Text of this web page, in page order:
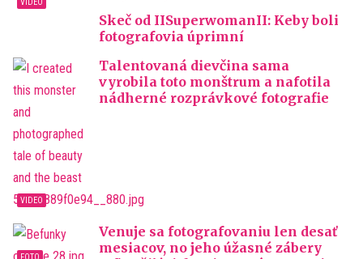
Skeč od IISuperwomanII: Keby boli
fotografovia úprimní
Talentovaná dievčina sama
vyrobila toto monštrum a nafotila
nádherné rozprávkové fotografie
Venuje sa fotografovaniu len desať
mesiacov, no jeho úžasné zábery